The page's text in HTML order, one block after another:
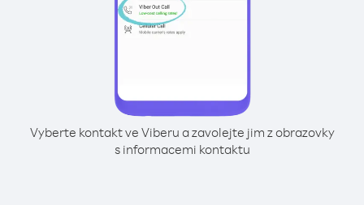
Vyberte kontakt ve Viberu a zavolejte jim z obrazovky
s informacemi kontaktu